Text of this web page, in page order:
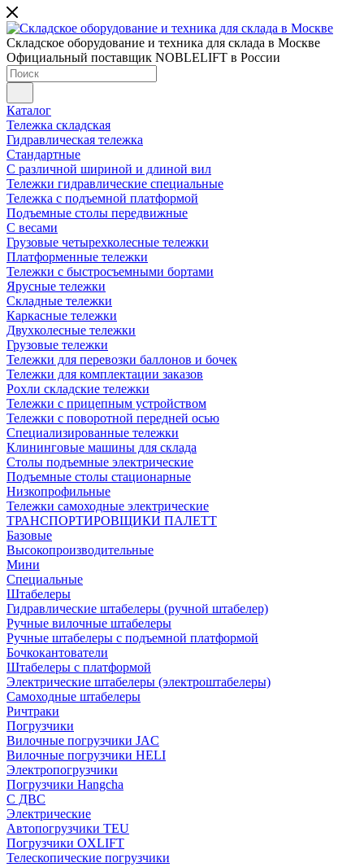
Складское оборудование и техника для склада в Москве
Официальный поставщик NOBLELIFT в России
Каталог
Тележка складская
Гидравлическая тележка
Стандартные
С различной шириной и длиной вил
Тележки гидравлические специальные
Тележка с подъемной платформой
Подъемные столы передвижные
С весами
Грузовые четырехколесные тележки
Платформенные тележки
Тележки с быстросъемными бортами
Ярусные тележки
Складные тележки
Каркасные тележки
Двухколесные тележки
Грузовые тележки
Тележки для перевозки баллонов и бочек
Тележки для комплектации заказов
Рохли складские тележки
Тележки с прицепным устройством
Тележки с поворотной передней осью
Специализированные тележки
Клининговые машины для склада
Столы подъемные электрические
Подъемные столы стационарные
Низкопрофильные
Тележки самоходные электрические
ТРАНСПОРТИРОВЩИКИ ПАЛЕТТ
Базовые
Высокопроизводительные
Мини
Специальные
Штабелеры
Гидравлические штабелеры (ручной штабелер)
Ручные вилочные штабелеры
Ручные штабелеры с подъемной платформой
Бочкокантователи
Штабелеры с платформой
Электрические штабелеры (электроштабелеры)
Самоходные штабелеры
Ричтраки
Погрузчики
Вилочные погрузчики JAC
Вилочные погрузчики HELI
Электропогрузчики
Погрузчики Hangcha
С ДВС
Электрические
Автопогрузчики TEU
Погрузчики OXLIFT
Телескопические погрузчики